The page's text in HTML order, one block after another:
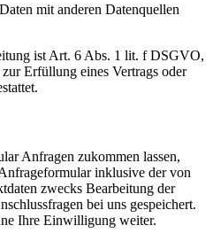
mit anderen Datenquellen
ist Art. 6 Abs. 1 lit. f DSGVO,
Erfüllung eines Vertrags oder
Anfragen zukommen lassen,
inklusive der von
zwecks Bearbeitung der
bei uns gespeichert.
Ihre Einwilligung weiter.